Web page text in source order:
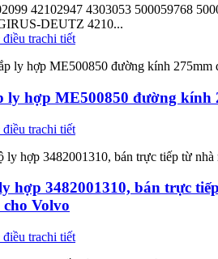
42102947 4303053 500059768
DEUTZ 4210...
điều trachi tiết
ly hợp ME500850 đường kính
điều trachi tiết
hợp 3482001310, bán trực
cho Volvo
điều trachi tiết